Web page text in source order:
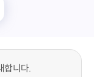
합니다.